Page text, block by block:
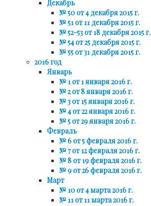
Декабрь
№ 50 от 4 декабря 2015 г.
№ 51 от 11 декабря 2015 г.
№ 52-53 от 18 декабря 2015 г.
№ 54 от 25 декабря 2015 г.
№ 55 от 31 декабря 2015 г.
2016 год
Январь
№ 1 от 1 января 2016 г.
№ 2 от 8 января 2016 г.
№ 3 от 15 января 2016 г.
№ 4 от 22 января 2016 г.
№ 5 от 29 января 2016 г.
Февраль
№ 6 от 5 февраля 2016 г.
№ 7 от 12 февраля 2016 г.
№ 8 от 19 февраля 2016 г.
№ 9 от 26 февраля 2016 г.
Март
№ 10 от 4 марта 2016 г.
№ 11 от 11 марта 2016 г.